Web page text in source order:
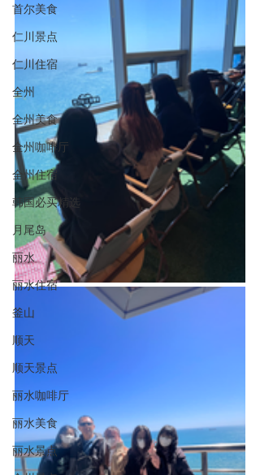
首尔美食
仁川景点
仁川住宿
全州
全州美食
全州咖啡厅
全州住宿
韩国必买精选
月尾岛
丽水
丽水住宿
釜山
顺天
顺天景点
丽水咖啡厅
丽水美食
丽水景点